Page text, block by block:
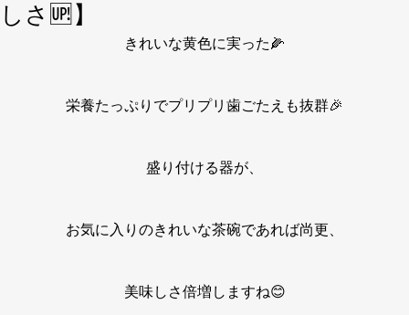
しさ🆙】
きれいな黄色に実った🌽
栄養たっぷりでプリプリ歯ごたえも抜群🎉
盛り付ける器が、
お気に入りのきれいな茶碗であれば尚更、
美味しさ倍増しますね😊